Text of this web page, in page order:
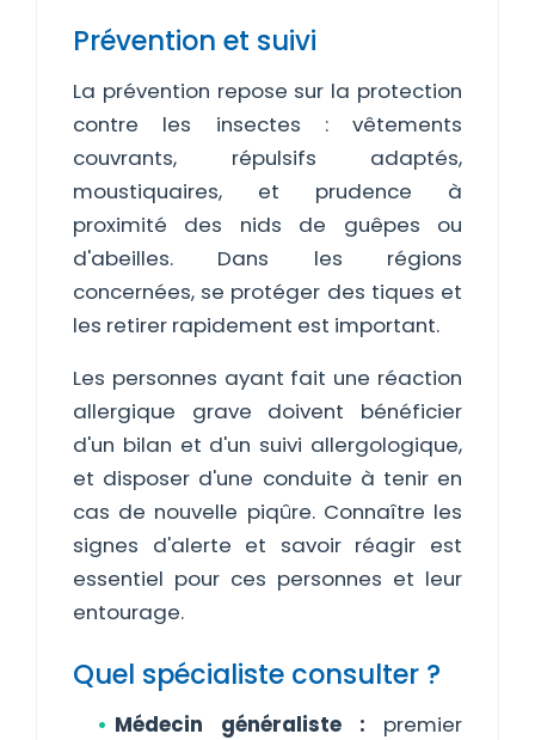
Prévention et suivi
La prévention repose sur la protection
contre les insectes : vêtements
couvrants, répulsifs adaptés,
moustiquaires, et prudence à
proximité des nids de guêpes ou
d'abeilles. Dans les régions
concernées, se protéger des tiques et
les retirer rapidement est important.
Les personnes ayant fait une réaction
allergique grave doivent bénéficier
d'un bilan et d'un suivi allergologique,
et disposer d'une conduite à tenir en
cas de nouvelle piqûre. Connaître les
signes d'alerte et savoir réagir est
essentiel pour ces personnes et leur
entourage.
Quel spécialiste consulter ?
Médecin généraliste : premier